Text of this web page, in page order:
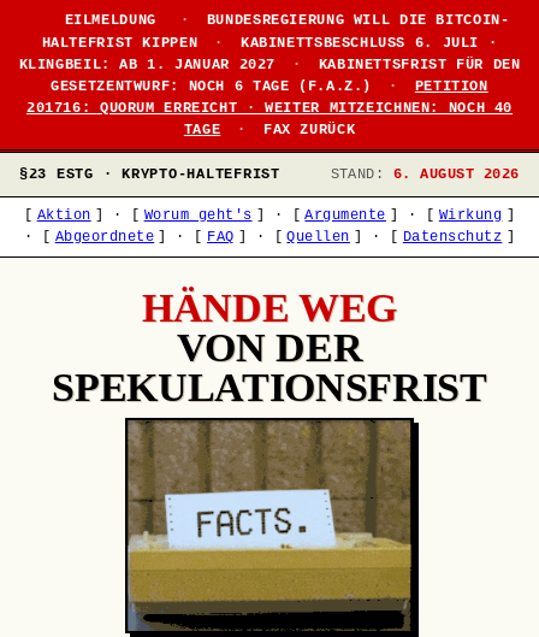
EILMELDUNG ·
BUNDESREGIERUNG WILL DIE BITCOIN-
HALTEFRIST KIPPEN
·
KABINETTSBESCHLUSS 6. JULI ·
KLINGBEIL: AB 1. JANUAR 2027
·
KABINETTSFRIST FÜR DEN
GESETZENTWURF: NOCH 6 TAGE (F.A.Z.)
·
PETITION
201716: QUORUM ERREICHT · WEITER MITZEICHNEN: NOCH 40
TAGE
· FAX ZURÜCK
§23 ESTG · KRYPTO-HALTEFRIST STAND: 6. AUGUST 2026
Aktion · Worum geht's · Argumente · Wirkung
·
Abgeordnete · FAQ · Quellen · Datenschutz
HÄNDE WEG
VON DER
SPEKULATIONSFRIST